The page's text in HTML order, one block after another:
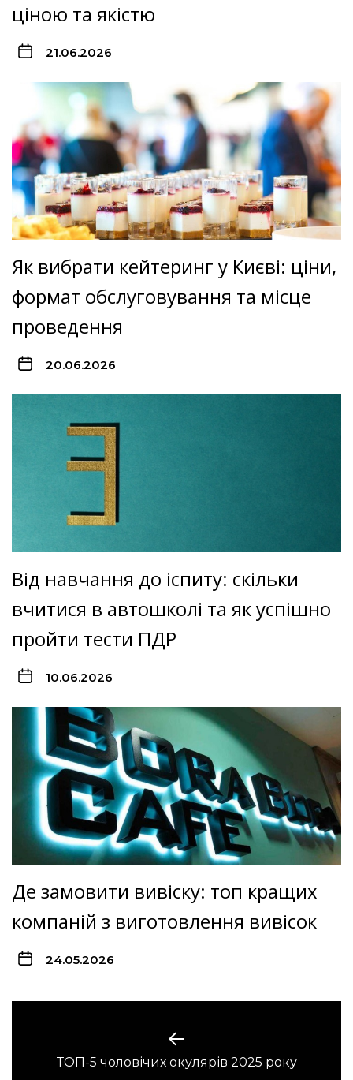
ціною та якістю
21.06.2026
Як вибрати кейтеринг у Києві: ціни,
формат обслуговування та місце
проведення
20.06.2026
Від навчання до іспиту: скільки
вчитися в автошколі та як успішно
пройти тести ПДР
10.06.2026
Де замовити вивіску: топ кращих
компаній з виготовлення вивісок
24.05.2026
Предыдущая
ТОП-5 чоловічих окулярів 2025 року